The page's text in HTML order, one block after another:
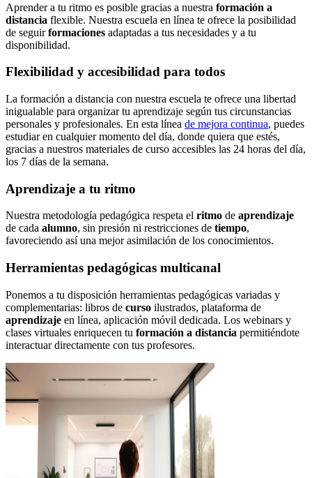
Aprender a tu ritmo es posible gracias a nuestra formación a
distancia flexible. Nuestra escuela en línea te ofrece la posibilidad
de seguirformaciones adaptadas a tus necesidades y a tu
disponibilidad.
Flexibilidad y accesibilidad para todos
La formación a distancia con nuestra escuela te ofrece una libertad
inigualable para organizar tu aprendizaje según tus circunstancias
personales y profesionales. En esta línea de mejora continua, puedes
estudiar en cualquier momento del día, donde quiera que estés,
gracias a nuestros materiales de curso accesibles las 24 horas del día,
los 7 días de la semana.
Aprendizaje a tu ritmo
Nuestra metodología pedagógica respeta el ritmo de aprendizaje
de cada alumno, sin presión ni restricciones de tiempo,
favoreciendo así una mejor asimilación de los conocimientos.
Herramientas pedagógicas multicanal
Ponemos a tu disposición herramientas pedagógicas variadas y
complementarias: libros de curso ilustrados, plataforma de
aprendizaje en línea, aplicación móvil dedicada. Los webinars y
clases virtuales enriquecen tu formación a distancia permitiéndote
interactuar directamente con tus profesores.